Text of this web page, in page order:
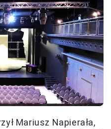
Mariusz Napierała,